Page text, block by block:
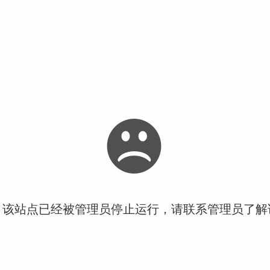
站点已经被管理员停止运行，请联系管理员了